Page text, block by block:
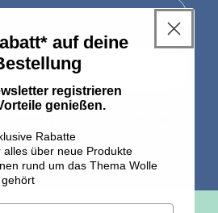
anmelden
Newsletter erhalten und als erstes über
abmelden). Die
habe ich zur Kenntnis genommen. Der
Mindestbestellwert von 30 Euro.“
auf deine
registrieren
genießen.
Rabatte
alles über neue Produkte
rund um das Thema Wolle